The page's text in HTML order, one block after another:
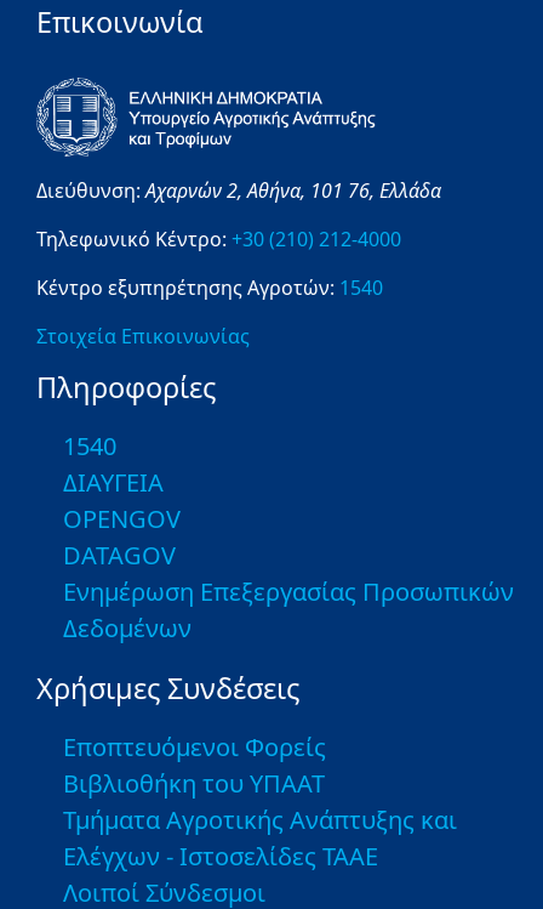
Επικοινωνία
Διεύθυνση:Αχαρνών 2,Αθήνα, 101 76, Ελλάδα
Τηλεφωνικό Κέντρο: +30 (210) 212-4000
Κέντρο εξυπηρέτησης Αγροτών: 1540
Στοιχεία Επικοινωνίας
Πληροφορίες
1540
ΔΙΑΥΓΕΙΑ
OPENGOV
DATAGOV
Ενημέρωση Επεξεργασίας Προσωπικών
Δεδομένων
Χρήσιμες Συνδέσεις
Εποπτευόμενοι Φορείς
Βιβλιοθήκη του ΥΠΑΑΤ
Τμήματα Αγροτικής Ανάπτυξης και
Ελέγχων - Ιστοσελίδες ΤΑΑΕ
Λοιποί Σύνδεσμοι